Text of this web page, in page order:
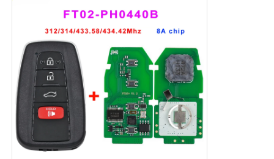
Станок для изготовления ключей
Умный ключ KEYDIY